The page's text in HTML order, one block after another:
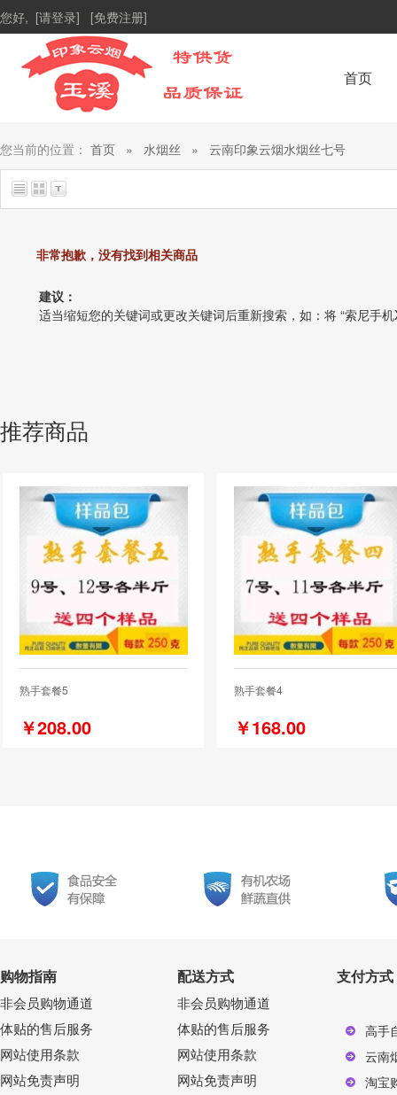
您好, [请登录] [免费注册]
首页
您当前的位置： 首页 » 水烟丝 » 云南印象云烟水烟丝七号
非常抱歉，没有找到相关商品
建议：
适当缩短您的关键词或更改关键词后重新搜索，如：将 “索尼手机
推荐商品
熟手套餐5
￥208.00
熟手套餐4
￥168.00
购物指南
非会员购物通道
体贴的售后服务
网站使用条款
网站免责声明
配送方式
非会员购物通道
体贴的售后服务
网站使用条款
网站免责声明
支付方式
高手
云南
淘宝